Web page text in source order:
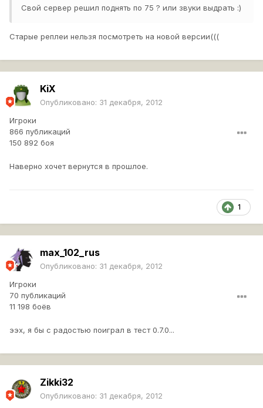
Свой сервер решил поднять по 75 ? или звуки выдрать :)
Старые реплеи нельзя посмотреть на новой версии(((
KiX
Опубликовано: 31 декабря, 2012
Игроки
866 публикаций
150 892 боя
Наверно хочет вернутся в прошлое.
1
max_102_rus
Опубликовано: 31 декабря, 2012
Игроки
70 публикаций
11 198 боёв
ээх, я бы с радостью поиграл в тест 0.7.0...
Zikki32
Опубликовано: 31 декабря, 2012